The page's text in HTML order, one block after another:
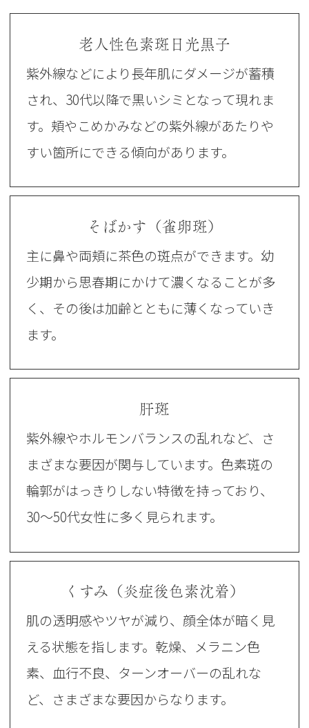
老人性色素斑日光黒子
紫外線などにより長年肌にダメージが蓄積
され、30代以降で黒いシミとなって現れま
す。頬やこめかみなどの紫外線があたりや
すい箇所にできる傾向があります。
そばかす（雀卵斑）
主に鼻や両頬に茶色の斑点ができます。幼
少期から思春期にかけて濃くなることが多
く、その後は加齢とともに薄くなっていき
ます。
肝斑
紫外線やホルモンバランスの乱れなど、さ
まざまな要因が関与しています。色素斑の
輪郭がはっきりしない特徴を持っており、
30～50代女性に多く見られます。
くすみ（炎症後色素沈着）
肌の透明感やツヤが減り、顔全体が暗く見
える状態を指します。乾燥、メラニン色
素、血行不良、ターンオーバーの乱れな
ど、さまざまな要因からなります。